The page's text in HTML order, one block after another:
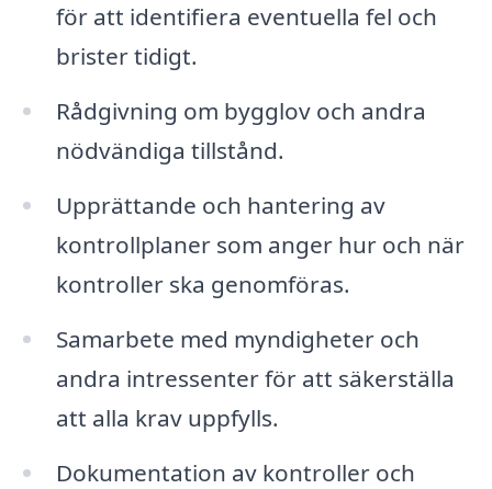
för att identifiera eventuella fel och
brister tidigt.
Rådgivning om bygglov och andra
nödvändiga tillstånd.
Upprättande och hantering av
kontrollplaner som anger hur och när
kontroller ska genomföras.
Samarbete med myndigheter och
andra intressenter för att säkerställa
att alla krav uppfylls.
Dokumentation av kontroller och